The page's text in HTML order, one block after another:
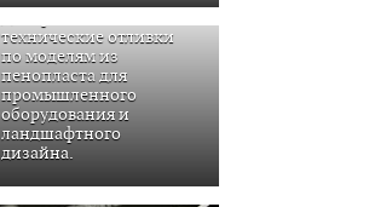
технические отливки
по моделям из
пенопласта для
промышленного
оборудования и
ландшафтного
дизайна.